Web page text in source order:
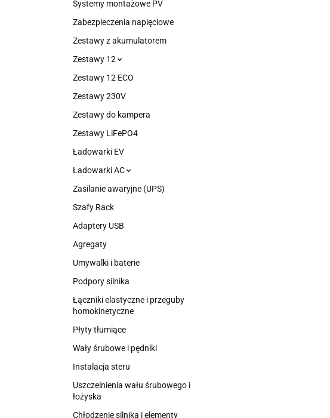
Systemy montażowe PV
Zabezpieczenia napięciowe
Zestawy z akumulatorem
Zestawy 12
Zestawy 12 ECO
Zestawy 230V
Zestawy do kampera
Zestawy LiFePO4
Ładowarki EV
Ładowarki AC
Zasilanie awaryjne (UPS)
Szafy Rack
Adaptery USB
Agregaty
Umywalki i baterie
Podpory silnika
Łączniki elastyczne i przeguby
homokinetyczne
Płyty tłumiące
Wały śrubowe i pędniki
Instalacja steru
Uszczelnienia wału śrubowego i
łożyska
Chłodzenie silnika i elementy